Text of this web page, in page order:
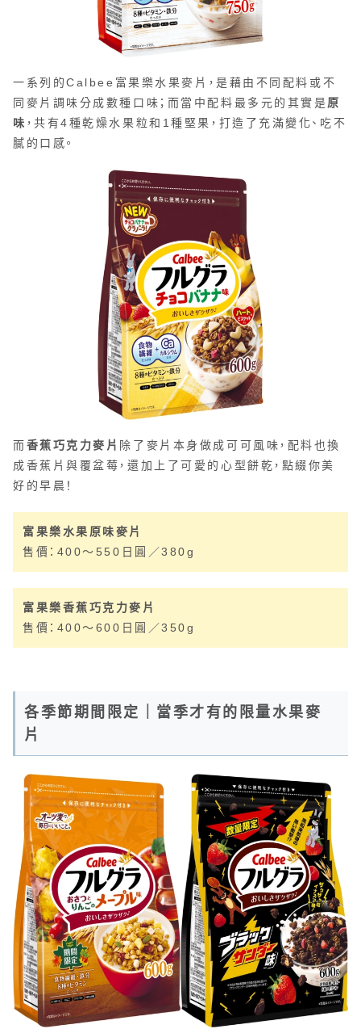
一系列的Calbee富果樂水果麥片，是藉由不同配料或不
同麥片調味分成數種口味；而當中配料最多元的其實是原
味 ，共有4種乾燥水果粒和1種堅果，打造了充滿變化、吃不
膩的口感。
而香蕉巧克力麥片 除了麥片本身做成可可風味，配料也換
成香蕉片與覆盆莓，還加上了可愛的心型餅乾，點綴你美
好的早晨！
富果樂水果原味麥片
售價：400～550日圓／380g
富果樂香蕉巧克力麥片
售價：400～600日圓／350g
各季節期間限定｜當季才有的限量水果麥
片